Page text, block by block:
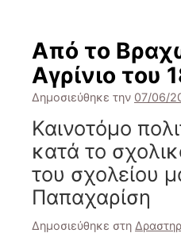
Από το
Αγρίνιο του
Δημοσιεύθηκε την 07/06/
Καινοτόμο
κατά το
του σχολείου
Παπαχαρίση
Δημοσιεύθηκε στη